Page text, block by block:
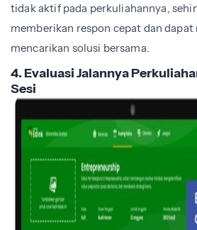
tidak aktif pada perkuliahannya,
memberikan respon cepat dan
mencarikan solusi bersama
4. Evaluasi Jalannya
Sesi